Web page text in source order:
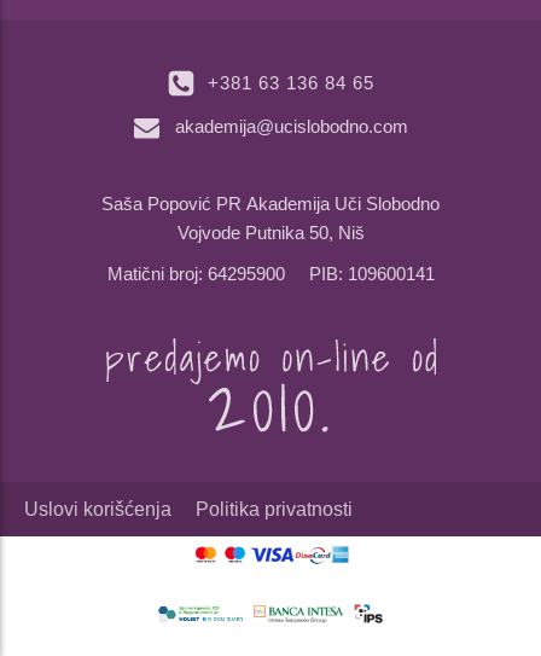
+381 63 136 84 65
akademija@ucislobodno.com
Saša Popović PR Akademija Uči Slobodno
Vojvode Putnika 50, Niš
Matični broj: 64295900 PIB: 109600141
Uslovi korišćenja Politika privatnosti